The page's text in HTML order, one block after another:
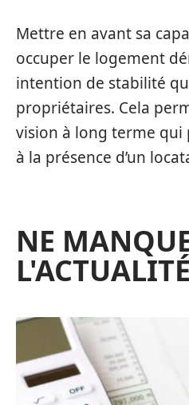
Mettre en avant sa
occuper le logement
intention de stabilité
propriétaires. Cela
vision à long terme
à la présence d’un
NE
L'ACTUALITÉ